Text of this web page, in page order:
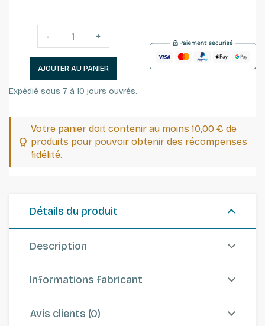
- +
AJOUTER AU PANIER
Expédié sous 7 à 10 jours ouvrés.
Votre panier doit contenir au moins 10,00 € de
produits pour pouvoir obtenir des récompenses
fidélité.
Détails du produit
Description
Informations fabricant
Avis clients (0)